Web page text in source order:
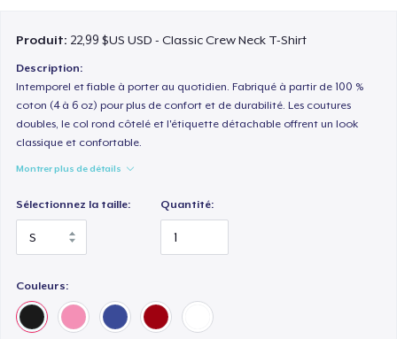
Produit: 22,99 $US USD - Classic Crew Neck T-Shirt
Description:
Intemporel et fiable à porter au quotidien. Fabriqué à partir de 100 %
coton (4 à 6 oz) pour plus de confort et de durabilité. Les coutures
doubles, le col rond côtelé et l'étiquette détachable offrent un look
classique et confortable.
Montrer plus de détails
Sélectionnez la taille: Quantité:
Couleurs: